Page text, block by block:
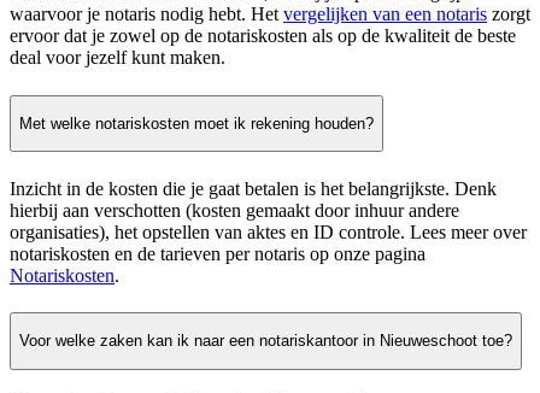
waarvoor je notaris nodig hebt. Hetvergelijken van een notaris zorgt
ervoor dat je zowel op de notariskosten als op de kwaliteit de beste
deal voor jezelf kunt maken.
Met welke notariskosten moet ik rekening houden?
Inzicht in de kosten die je gaat betalen is het belangrijkste. Denk
hierbij aan verschotten (kosten gemaakt door inhuur andere
organisaties), het opstellen van aktes en ID controle. Lees meer over
notariskosten en de tarieven per notaris op onze pagina
Notariskosten.
Voor welke zaken kan ik naar een notariskantoor in Nieuweschoot toe?